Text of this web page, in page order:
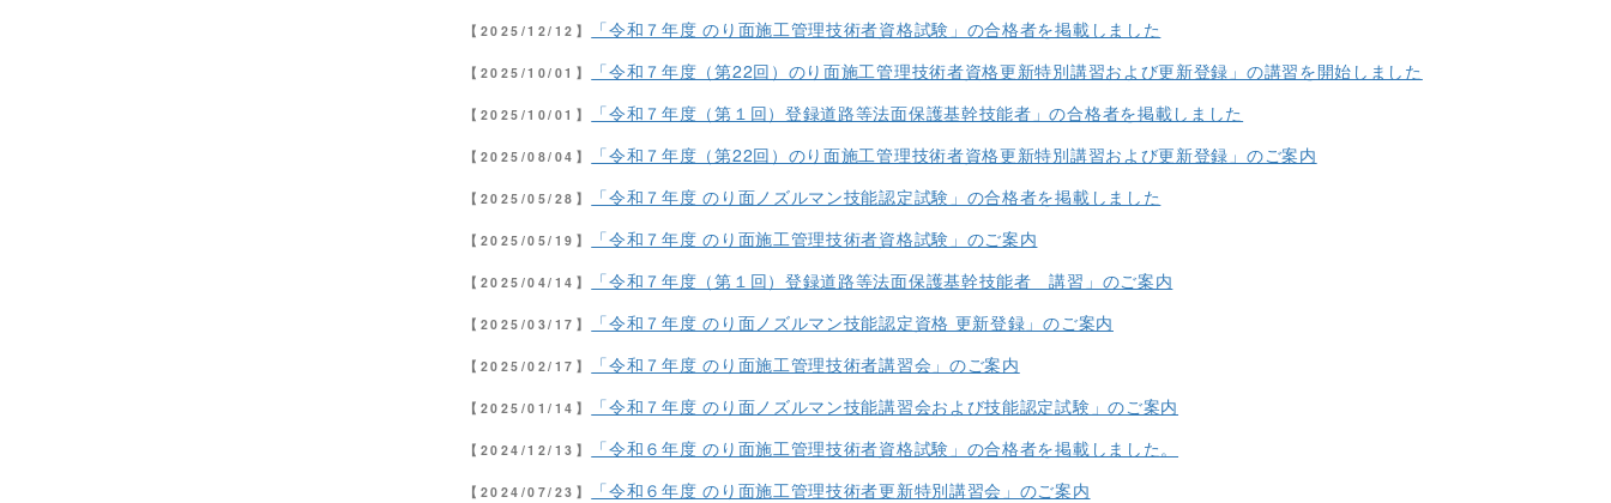
【2025/12/12】 「令和７年度 のり面施工管理技術者資格試験」の合格者を掲載しました
【2025/10/01】 「令和７年度（第22回）のり面施工管理技術者資格更新特別講習および更新登録」の講習を開始しました
【2025/10/01】 「令和７年度（第１回）登録道路等法面保護基幹技能者」の合格者を掲載しました
【2025/08/04】 「令和７年度（第22回）のり面施工管理技術者資格更新特別講習および更新登録」のご案内
【2025/05/28】 「令和７年度 のり面ノズルマン技能認定試験」の合格者を掲載しました
【2025/05/19】 「令和７年度 のり面施工管理技術者資格試験」のご案内
【2025/04/14】 「令和７年度（第１回）登録道路等法面保護基幹技能者 講習」のご案内
【2025/03/17】 「令和７年度 のり面ノズルマン技能認定資格 更新登録」のご案内
【2025/02/17】 「令和７年度 のり面施工管理技術者講習会」のご案内
【2025/01/14】 「令和７年度 のり面ノズルマン技能講習会および技能認定試験」のご案内
【2024/12/13】 「令和６年度 のり面施工管理技術者資格試験」の合格者を掲載しました。
【2024/07/23】 「令和６年度 のり面施工管理技術者更新特別講習会」のご案内